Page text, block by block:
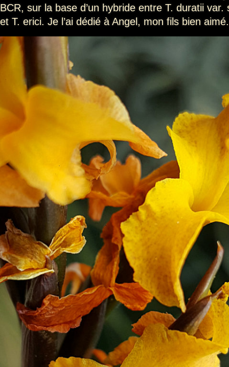
BCR, sur la base d’un hybride entre T. duratii
et T. erici. Je l’ai dédié à Angel, mon fils bien aimé.